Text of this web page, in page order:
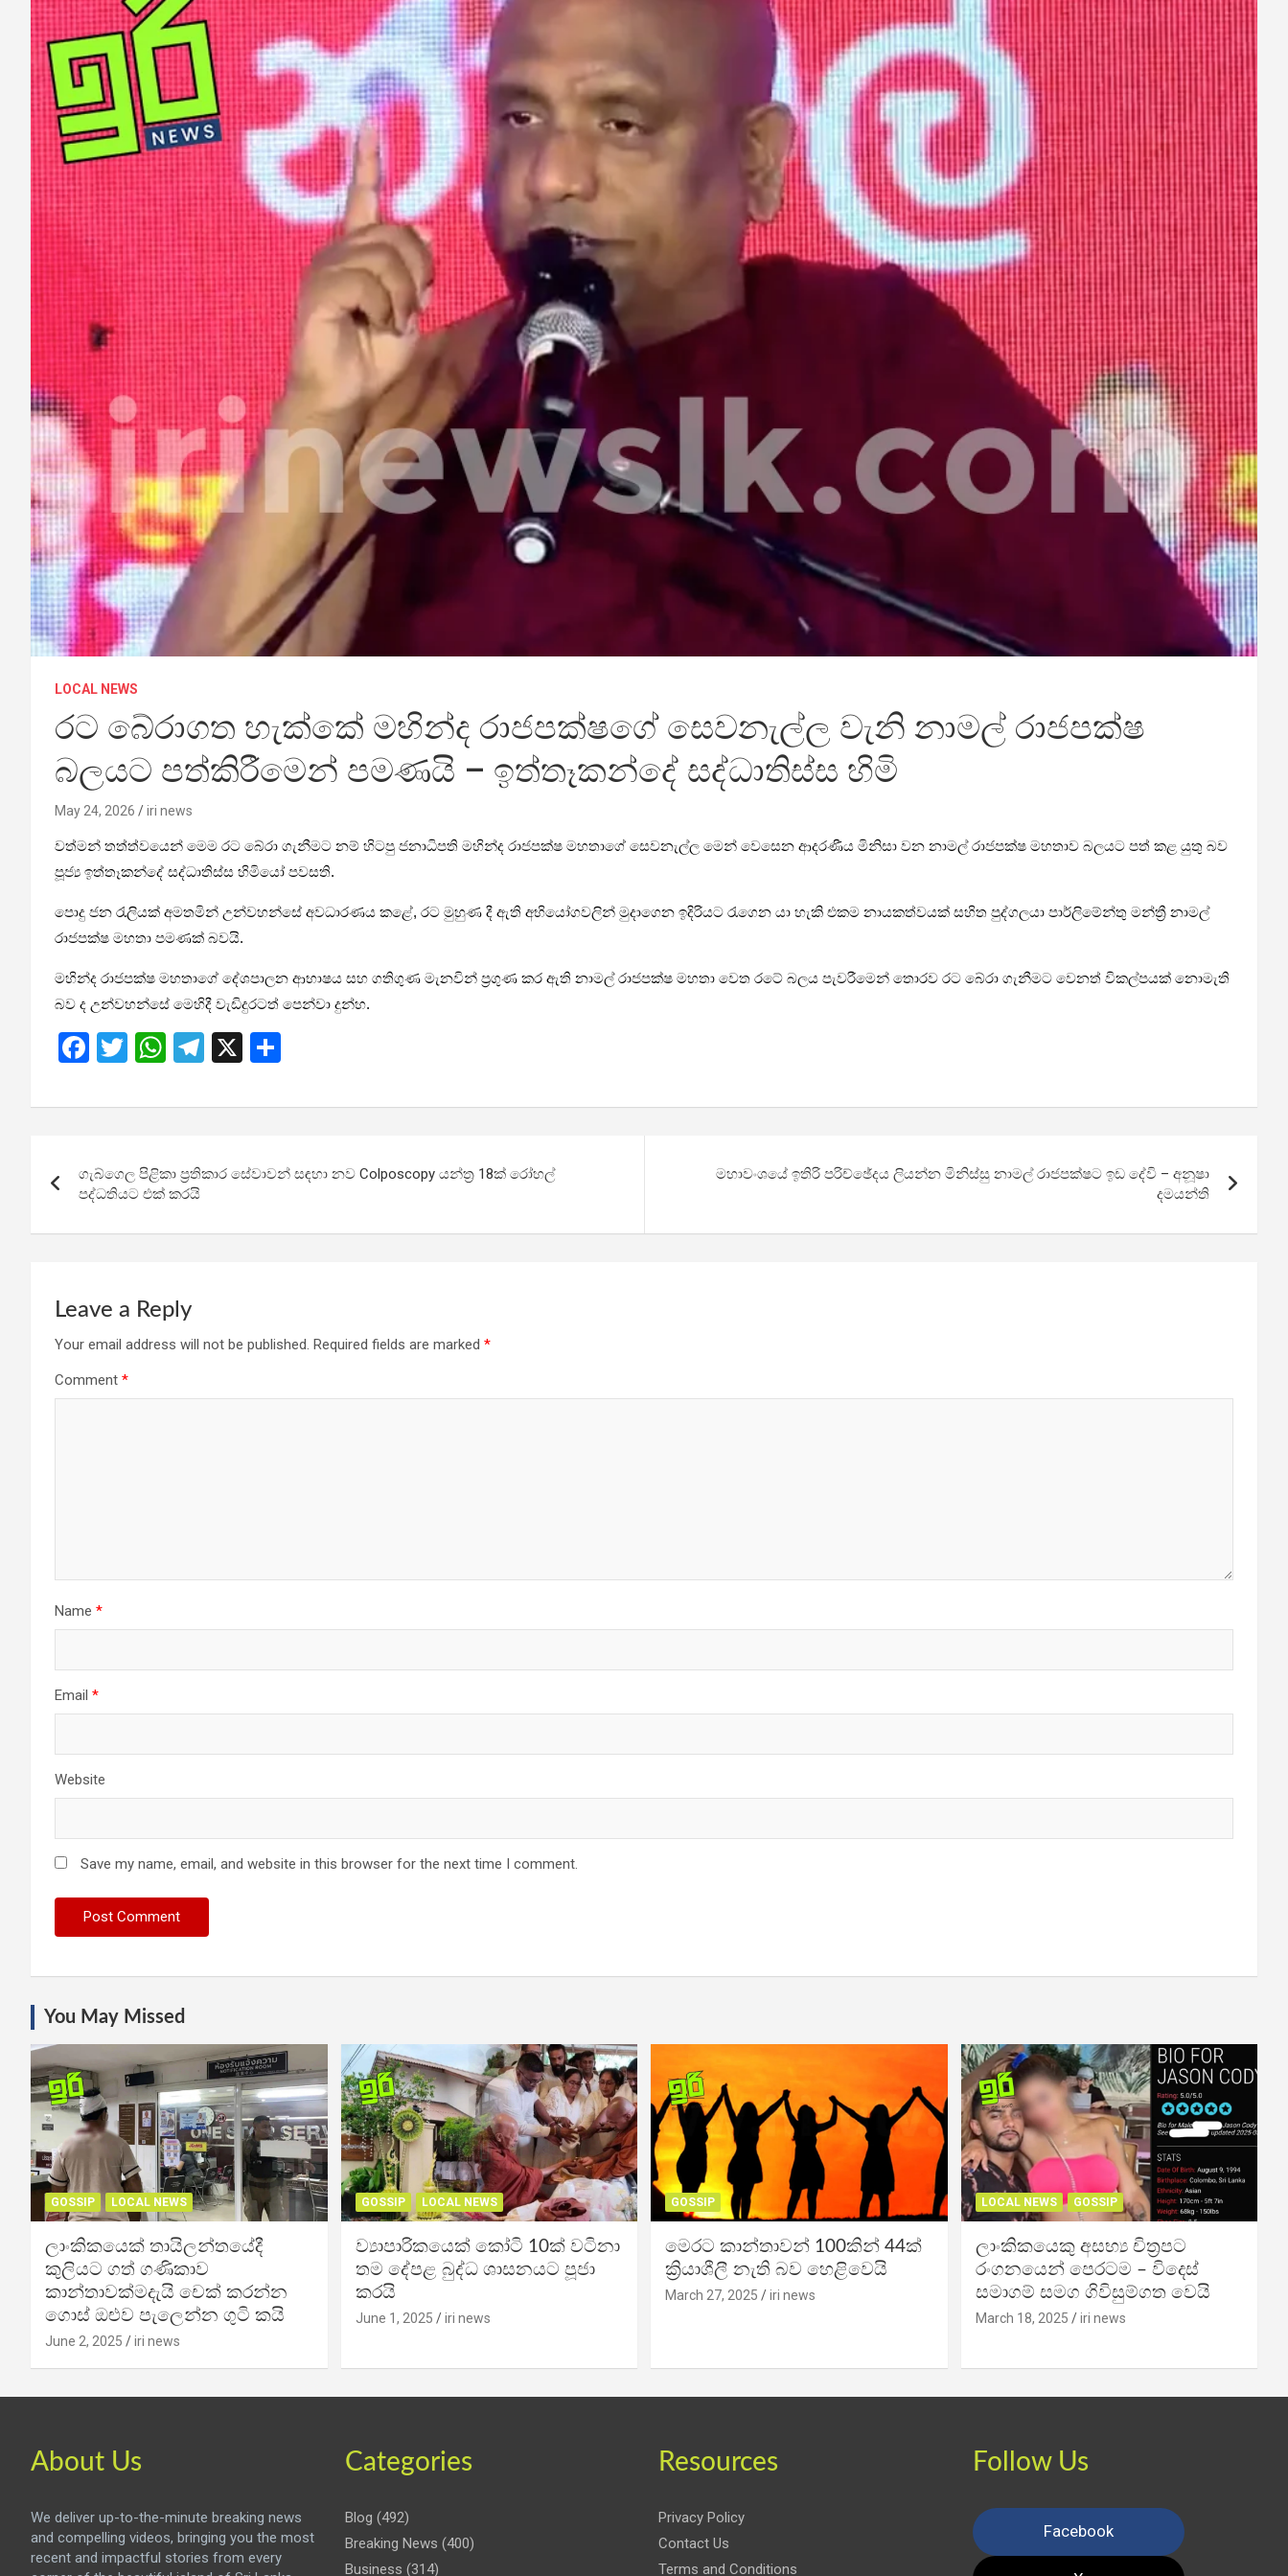
LOCAL NEWS
රට බේරාගත හැක්කේ මහින්ද රාජපක්ෂගේ සෙවනැල්ල වැනි නාමල් රාජපක්ෂ
බලයට පත්කිරීමෙන් පමණයි – ඉත්තෑකන්දේ සද්ධාතිස්ස හිමි
May 24, 2026 iri news
වත්මන් තත්ත්වයෙන් මෙම රට බේරා ගැනීමට නම් හිටපු ජනාධිපති මහින්ද රාජපක්ෂ මහතාගේ සෙවනැල්ල මෙන් වෙසෙන ආදරණීය මිනිසා වන නාමල් රාජපක්ෂ මහතාව බලයට පත් කළ යුතු බව
පූජ්‍ය ඉත්තෑකන්දේ සද්ධාතිස්ස හිමියෝ පවසති.
පොදු ජන රැලියක් අමතමින් උන්වහන්සේ අවධාරණය කළේ, රට මුහුණ දී ඇති අභියෝගවලින් මුදාගෙන ඉදිරියට රැගෙන යා හැකි එකම නායකත්වයක් සහිත පුද්ගලයා පාර්ලිමේන්තු මන්ත්‍රී නාමල්
රාජපක්ෂ මහතා පමණක් බවයි.
මහින්ද රාජපක්ෂ මහතාගේ දේශපාලන ආභාෂය සහ ගතිගුණ මැනවින් ප්‍රගුණ කර ඇති නාමල් රාජපක්ෂ මහතා වෙත රටේ බලය පැවරීමෙන් තොරව රට බේරා ගැනීමට වෙනත් විකල්පයක් නොමැති
බව ද උන්වහන්සේ මෙහිදී වැඩිදුරටත් පෙන්වා දුන්හ.
F
ce
o
o
k
T
tt
W
at
A
p
p
T
e
a
X
ar
navigation
ගැබ්ගෙල පිළිකා ප්‍රතිකාර සේවාවන් සඳහා නව Colposcopy යන්ත්‍ර 18ක් රෝහල්
පද්ධතියට එක් කරයි
මහාවංශයේ ඉතිරි පරිච්ඡේදය ලියන්න මිනිස්සු නාමල් රාජපක්ෂට ඉඩ දේවි – අනූෂා
දමයන්ති
Leave a Reply
Your email address will not be published. Required fields are marked *
Comment *
Name *
Email *
Website
Save my name, email, and website in this browser for the next time I comment.
You May Missed
GOSSIP LOCAL NEWS
ලාංකිකයෙක් තායිලන්තයේදී
කුලියට ගත් ගණිකාව
කාන්තාවක්මදැයි චෙක් කරන්න
ගොස් ඔළුව පැලෙන්න ගුටි කයි
June 2, 2025 iri news
GOSSIP LOCAL NEWS
ව්‍යාපාරිකයෙක් කෝටි 10ක් වටිනා
තම දේපළ බුද්ධ ශාසනයට පූජා
කරයි
June 1, 2025 iri news
GOSSIP
මෙරට කාන්තාවන් 100කින් 44ක්
ක්‍රියාශීලී නැති බව හෙළිවෙයි
March 27, 2025 iri news
LOCAL NEWS GOSSIP
ලාංකිකයෙකු අසභ්‍ය චිත්‍රපට
රංගනයෙන් පෙරටම – විදෙස්
සමාගම් සමග ගිවිසුම්ගත වෙයි
March 18, 2025 iri news
About Us
We deliver up-to-the-minute breaking news
and compelling videos, bringing you the most
recent and impactful stories from every
Categories
Blog (492)
Breaking News (400)
Business (314)
Resources
Privacy Policy
Contact Us
Terms and Conditions
Follow Us
Facebook